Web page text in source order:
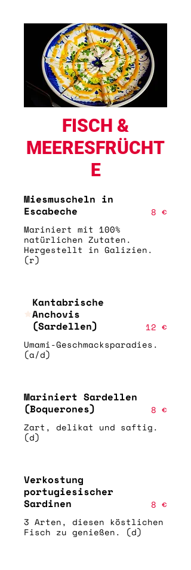
FISCH &
MEERESFRÜCHT
E
Miesmuscheln in
Escabeche
Mariniert mit 100%
natürlichen Zutaten.
Hergestellt in Galizien.
(r)
8 €
Kantabrische
Anchovis
(Sardellen)
Umami-Geschmacksparadies.
(a/d)
12 €
Mariniert Sardellen
(Boquerones)
Zart, delikat und saftig.
(d)
8 €
Verkostung
portugiesischer
Sardinen
3 Arten, diesen köstlichen
Fisch zu genießen. (d)
8 €